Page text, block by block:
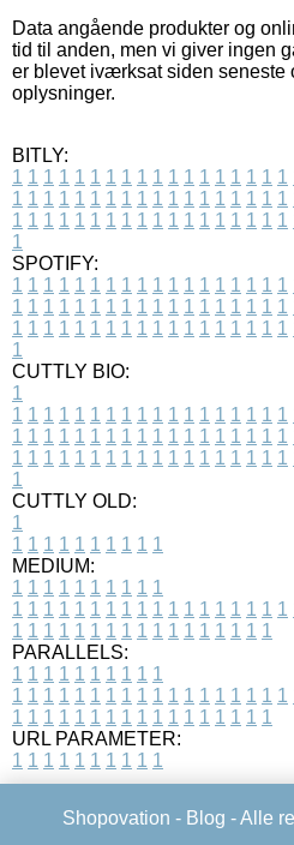
Data angående produkter og
tid til anden, men vi giver ingen
er blevet iværksat siden seneste
oplysninger.
BITLY:
1 1 1 1 1 1 1 1 1 1 1 1 1 1 1 1 1 1
1 1 1 1 1 1 1 1 1 1 1 1 1 1 1 1 1 1
1 1 1 1 1 1 1 1 1 1 1 1 1 1 1 1 1 1
1
SPOTIFY:
1 1 1 1 1 1 1 1 1 1 1 1 1 1 1 1 1 1
1 1 1 1 1 1 1 1 1 1 1 1 1 1 1 1 1 1
1 1 1 1 1 1 1 1 1 1 1 1 1 1 1 1 1 1
1
CUTTLY BIO:
1
1 1 1 1 1 1 1 1 1 1 1 1 1 1 1 1 1 1
1 1 1 1 1 1 1 1 1 1 1 1 1 1 1 1 1 1
1 1 1 1 1 1 1 1 1 1 1 1 1 1 1 1 1 1
1
CUTTLY OLD:
1
1 1 1 1 1 1 1 1 1 1
MEDIUM:
1 1 1 1 1 1 1 1 1 1
1 1 1 1 1 1 1 1 1 1 1 1 1 1 1 1 1 1
1 1 1 1 1 1 1 1 1 1 1 1 1 1 1 1 1
PARALLELS:
1 1 1 1 1 1 1 1 1 1
1 1 1 1 1 1 1 1 1 1 1 1 1 1 1 1 1 1
1 1 1 1 1 1 1 1 1 1 1 1 1 1 1 1 1
URL PARAMETER:
1 1 1 1 1 1 1 1 1 1
Shopovation - Blog - Alle